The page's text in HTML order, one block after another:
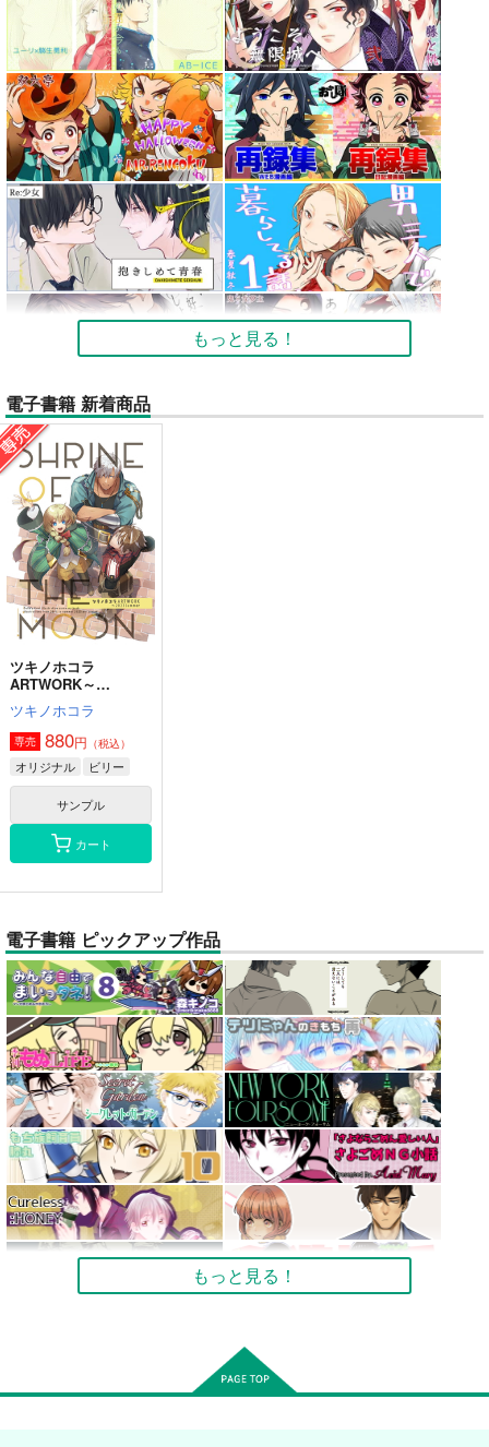
もっと見る！
電子書籍 新着商品
ツキノホコラ
ARTWORK～
2023Summer
ツキノホコラ
専売 880円 （税込）
オリジナル ビリー
サンプル
カート
電子書籍 ピックアップ作品
もっと見る！